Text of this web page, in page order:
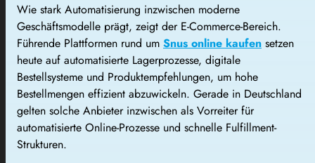
Wie stark Automatisierung inzwischen moderne
Geschäftsmodelle prägt, zeigt der E-Commerce-Bereich.
Führende Plattformen rund um Snus online kaufen setzen
heute auf automatisierte Lagerprozesse, digitale
Bestellsysteme und Produktempfehlungen, um hohe
Bestellmengen effizient abzuwickeln. Gerade in Deutschland
gelten solche Anbieter inzwischen als Vorreiter für
automatisierte Online-Prozesse und schnelle Fulfillment-
Strukturen.